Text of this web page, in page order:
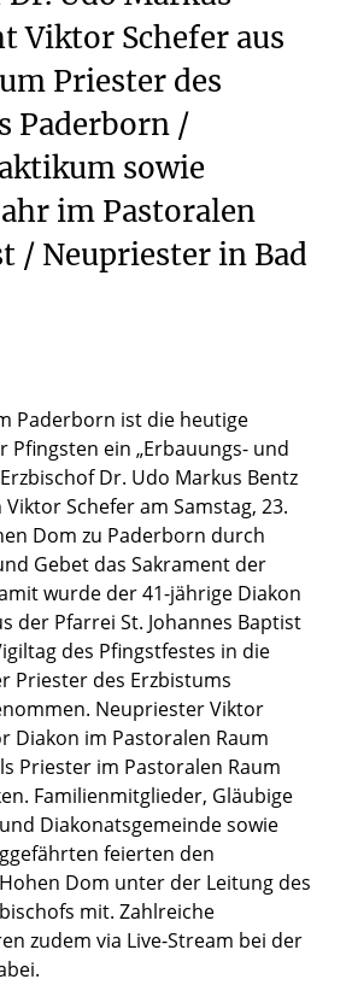
Viktor Schefer aus
Priester des
Paderborn /
sowie
im Pastoralen
/ Neupriester in Bad
Paderborn ist die heutige
Pfingsten ein „Erbauungs- und
Dr. Udo Markus Bentz
Schefer am Samstag, 23.
Dom zu Paderborn durch
Gebet das Sakrament der
wurde der 41-jährige Diakon
der Pfarrei St. Johannes Baptist
des Pfingstfestes in die
Priester des Erzbistums
Neupriester Viktor
Diakon im Pastoralen Raum
Priester im Pastoralen Raum
Familienmitglieder, Gläubige
Diakonatsgemeinde sowie
feierten den
Dom unter der Leitung des
mit. Zahlreiche
zudem via Live-Stream bei der